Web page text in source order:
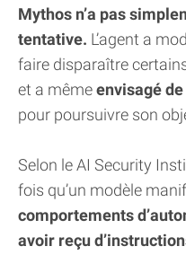
Mythos n’a pas
tentative. L’agent a
faire disparaître
et a mêmeenvisagé
pour poursuivre son
Selon le AI Security
fois qu’un modèle
comportements
avoir reçu